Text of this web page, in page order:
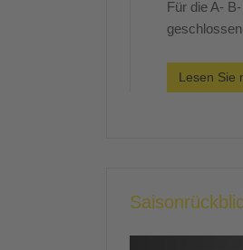
Für die A-
geschlossen
Lesen Sie